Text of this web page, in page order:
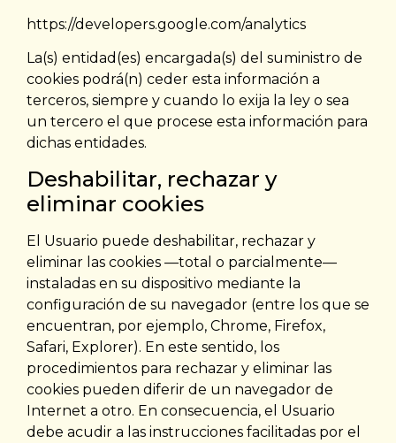
https://developers.google.com/analytics
La(s) entidad(es) encargada(s) del suministro de
cookies podrá(n) ceder esta información a
terceros, siempre y cuando lo exija la ley o sea
un tercero el que procese esta información para
dichas entidades.
Deshabilitar, rechazar y
eliminar cookies
El Usuario puede deshabilitar, rechazar y
eliminar las cookies —total o parcialmente—
instaladas en su dispositivo mediante la
configuración de su navegador (entre los que se
encuentran, por ejemplo, Chrome, Firefox,
Safari, Explorer). En este sentido, los
procedimientos para rechazar y eliminar las
cookies pueden diferir de un navegador de
Internet a otro. En consecuencia, el Usuario
debe acudir a las instrucciones facilitadas por el